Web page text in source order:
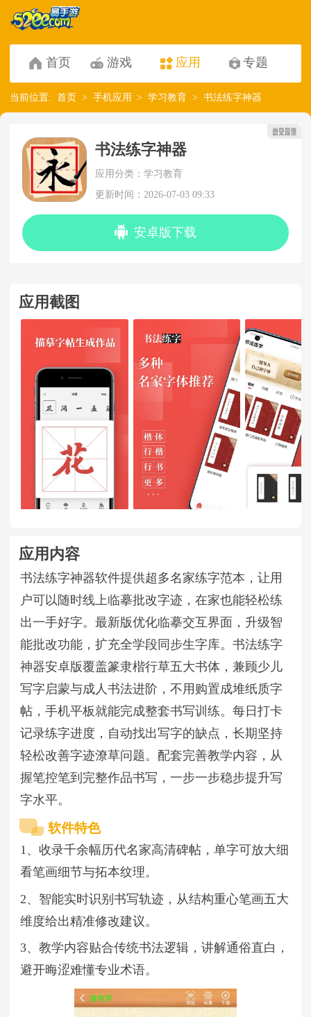
首页 游戏 应用 专题
当前位置: 首页 手机应用 学习教育 书法练字神器
书法练字神器
应用分类：学习教育
更新时间：2026-07-03 09:33
安卓版下载
应用截图
应用内容
书法练字神器软件提供超多名家练字范本，让用
户可以随时线上临摹批改字迹，在家也能轻松练
出一手好字。最新版优化临摹交互界面，升级智
能批改功能，扩充全学段同步生字库。书法练字
神器安卓版覆盖篆隶楷行草五大书体，兼顾少儿
写字启蒙与成人书法进阶，不用购置成堆纸质字
帖，手机平板就能完成整套书写训练。每日打卡
记录练字进度，自动找出写字的缺点，长期坚持
轻松改善字迹潦草问题。配套完善教学内容，从
握笔控笔到完整作品书写，一步一步稳步提升写
字水平。
软件特色
1、收录千余幅历代名家高清碑帖，单字可放大细
看笔画细节与拓本纹理。
2、智能实时识别书写轨迹，从结构重心笔画五大
维度给出精准修改建议。
3、教学内容贴合传统书法逻辑，讲解通俗直白，
避开晦涩难懂专业术语。